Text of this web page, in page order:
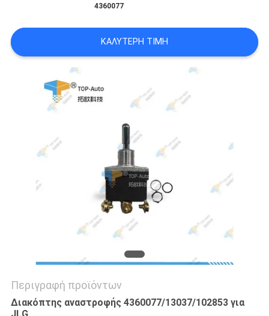
ΈΝΑ
ΑΠΌΣΠΑΣΜΑ
SITEMAP
POLICY
4360077
ΚΑΛΎΤΕΡΗ ΤΙΜΉ
Περιγραφή προϊόντων
Διακόπτης αναστροφής 4360077/13037/102853 για